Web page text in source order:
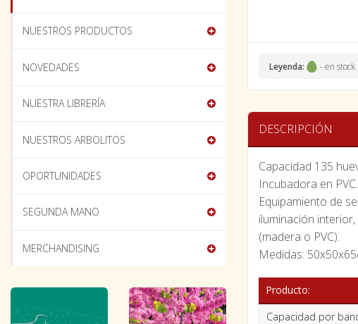
Leyenda: - en stock
DESCRIPCIÓN
Capacidad 135
Incubadora en PVC.
Equipamiento de
iluminación
(madera o PVC).
Medidas:
Producto:
Capacidad por
NUESTROS PRODUCTOS
NOVEDADES
NUESTRA LIBRERÍA
NUESTROS ARBOLITOS
OPORTUNIDADES
SEGUNDA MANO
MERCHANDISING